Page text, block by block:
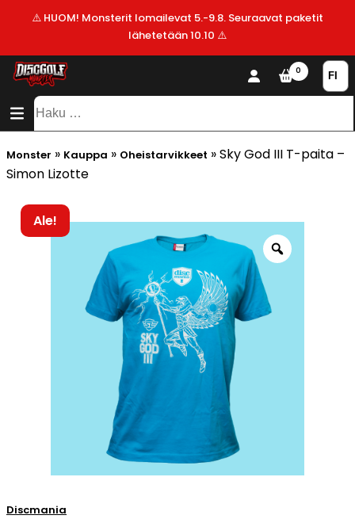
⚠️ HUOM! Monsterit lomailevat 5.-9.8. Seuraavat paketit
lähetetään 10.10 ⚠️
VALMISTAJAT
ALE!
UUSIMMAT
LISÄYKSET
SISÄLTÖ
SITEMAP
Haku:
0
Monster » Kauppa » Oheistarvikkeet »Sky God III T-paita –
Simon Lizotte
Ale!
Discmania